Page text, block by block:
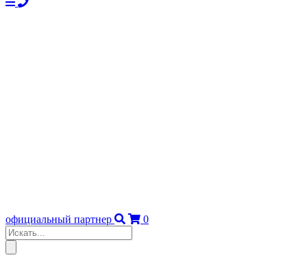
официальный партнер 0